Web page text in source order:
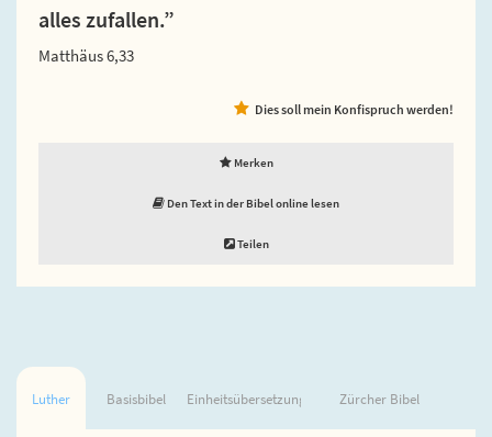
alles zufallen.”
Matthäus 6,33
Dies soll mein Konfispruch werden!
Merken
Den Text in der Bibel online lesen
Teilen
Luther Basisbibel Einheitsübersetzung Zürcher Bibel